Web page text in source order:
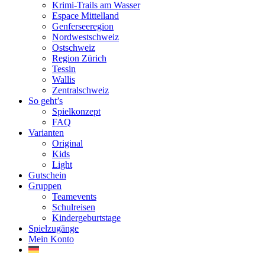
Krimi-Trails am Wasser
Espace Mittelland
Genferseeregion
Nordwestschweiz
Ostschweiz
Region Zürich
Tessin
Wallis
Zentralschweiz
So geht’s
Spielkonzept
FAQ
Varianten
Original
Kids
Light
Gutschein
Gruppen
Teamevents
Schulreisen
Kindergeburtstage
Spielzugänge
Mein Konto